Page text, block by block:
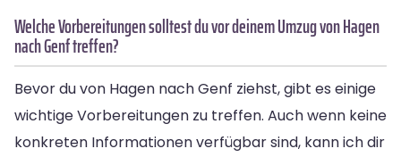
Welche Vorbereitungen solltest du vor deinem Umzug von Hagen
nach Genf treffen?
Bevor du von Hagen nach Genf ziehst, gibt es einige
wichtige Vorbereitungen zu treffen. Auch wenn keine
konkreten Informationen verfügbar sind, kann ich dir